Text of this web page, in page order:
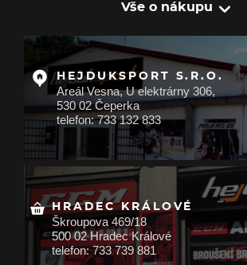
Vše o nákupu
HEJDUKSPORT S.R.O.
Areál Vesna, U elektrárny 306,
530 02 Čeperka
telefon: 733 132 833
HRADEC KRÁLOVÉ
Škroupova 469/18
500 02 Hradec Králové
telefon: 733 739 881